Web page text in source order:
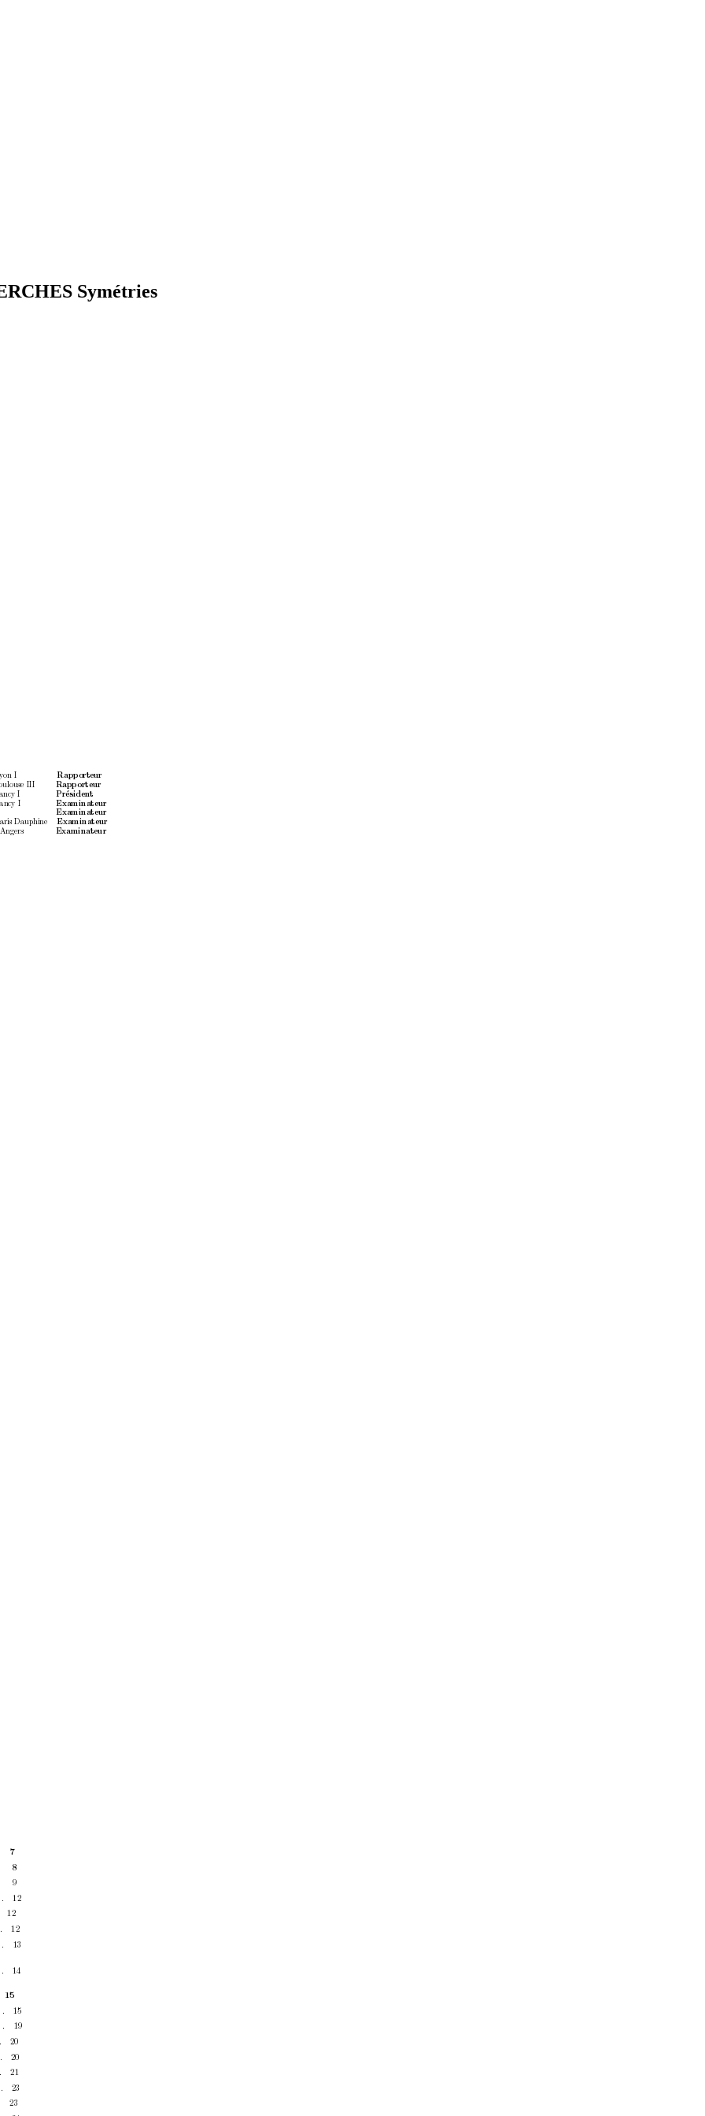
Symétries
I Rapporteur
II Rapporteur
I Pr´esident
I
Examinateur
Examinateur
aris Dauphine
Examinateur
Examinateur
7
8
9
12
12
12
13
14
15
15
19
20
20
21
23
23